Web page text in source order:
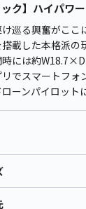
ック】ハイパワ
巡る興奮がここ
載した本格派の
には約
でスマートフォ
ーンパイロット